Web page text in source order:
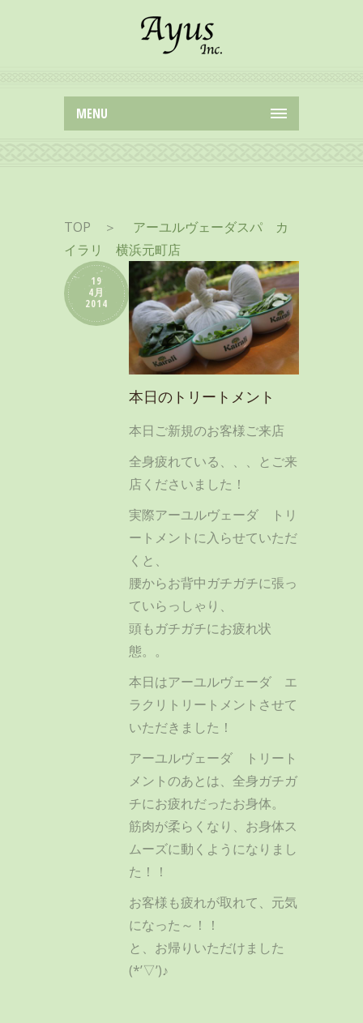
MENU
TOP ＞
アーユルヴェーダスパ カ
イラリ 横浜元町店
19
4月
2014
本日のトリートメント
本日ご新規のお客様ご来店
全身疲れている、、、とご来
店くださいました！
実際アーユルヴェーダ トリ
ートメントに入らせていただ
くと、
腰からお背中ガチガチに張っ
ていらっしゃり、
頭もガチガチにお疲れ状
態。。
本日はアーユルヴェーダ エ
ラクリトリートメントさせて
いただきました！
アーユルヴェーダ トリート
メントのあとは、全身ガチガ
チにお疲れだったお身体。
筋肉が柔らくなり、お身体ス
ムーズに動くようになりまし
た！！
お客様も疲れが取れて、元気
になった～！！
と、お帰りいただけました
(*’▽’)♪